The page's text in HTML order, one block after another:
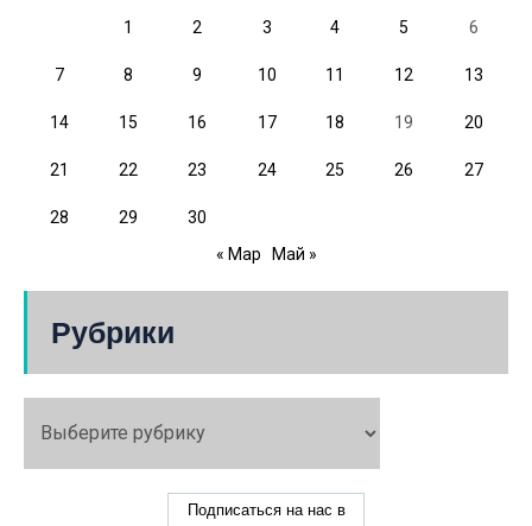
1 2 3 4 5 6
7 8 9 10 11 12 13
14 15 16 17 18 19 20
21 22 23 24 25 26 27
28 29
30
« Мар
Май »
Рубрики
Подписаться на нас в